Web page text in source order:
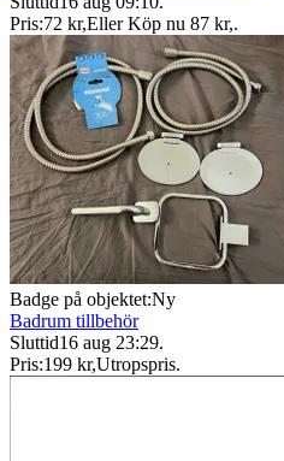
Pris:72 kr,Eller Köp nu 87 kr,.
Badge på objektet:Ny
Badrum tillbehör
Sluttid16 aug 23:29.
Pris:199 kr,Utropspris.